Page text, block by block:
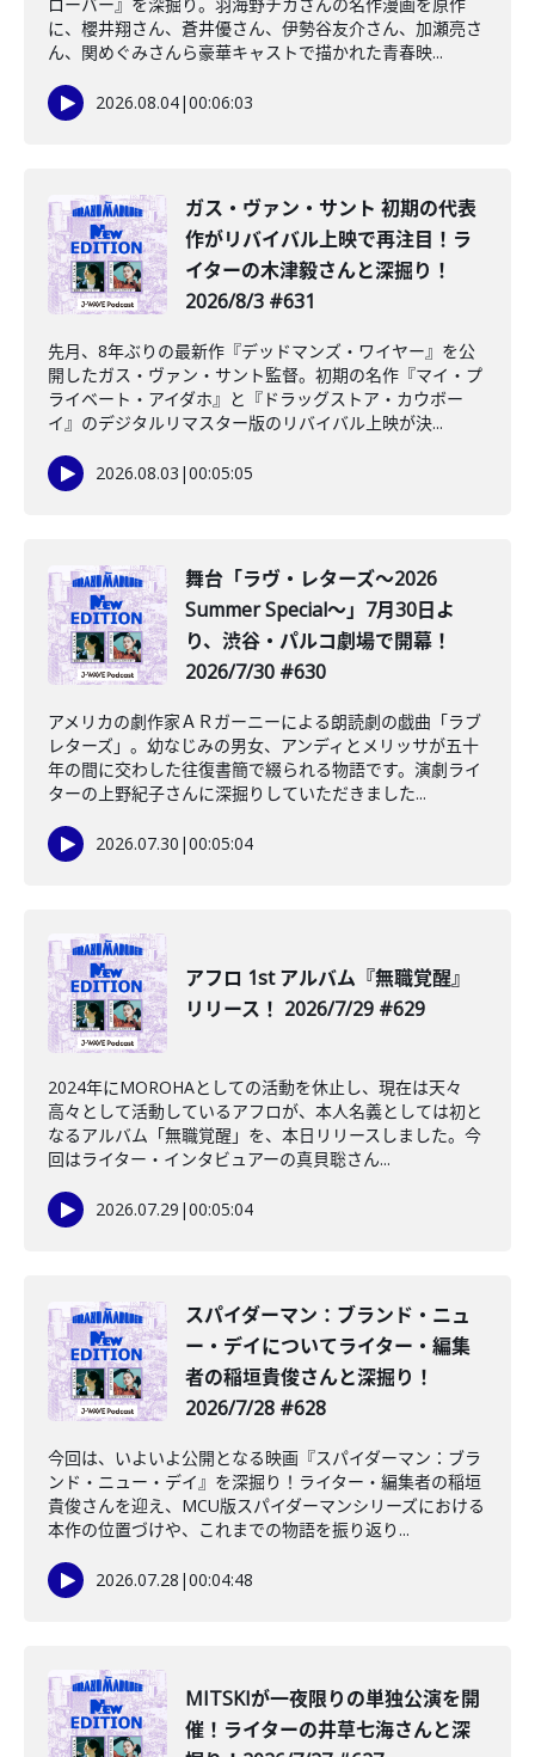
に、櫻井翔さん、蒼井優さん、伊勢谷友介さん、加瀬亮さ
ん、関めぐみさんら豪華キャストで描かれた青春映...
2026.08.04|00:06:03
ガス・ヴァン・サント 初期の代表
作がリバイバル上映で再注目！ラ
イターの木津毅さんと深掘り！
2026/8/3 #631
先月、8年ぶりの最新作『デッドマンズ・ワイヤー』を公
開したガス・ヴァン・サント監督。初期の名作『マイ・プ
ライベート・アイダホ』と『ドラッグストア・カウボー
イ』のデジタルリマスター版のリバイバル上映が決...
2026.08.03 |00:05:05
舞台「ラヴ・レターズ～2026
Summer Special～」7月30日よ
り、渋谷・パルコ劇場で開幕！
2026/7/30 #630
アメリカの劇作家ＡＲガーニーによる朗読劇の戯曲「ラブ
レターズ」。幼なじみの男女、アンディとメリッサが五十
年の間に交わした往復書簡で綴られる物語です。演劇ライ
ターの上野紀子さんに深掘りしていただきました...
2026.07.30 |00:05:04
アフロ 1st アルバム『無職覚醒』
リリース！ 2026/7/29 #629
2024年にMOROHAとしての活動を休止し、現在は天々
高々として活動しているアフロが、本人名義としては初と
なるアルバム「無職覚醒」を、本日リリースしました。今
回はライター・インタビュアーの真貝聡さん...
2026.07.29 |00:05:04
️スパイダーマン：ブランド・ニュ
ー・デイについてライター・編集
者の稲垣貴俊さんと深掘り！
2026/7/28 #628
今回は、いよいよ公開となる映画『スパイダーマン：ブラ
ンド・ニュー・デイ』を深掘り！ライター・編集者の稲垣
貴俊さんを迎え、MCU版スパイダーマンシリーズにおける
本作の位置づけや、これまでの物語を振り返り...
2026.07.28 |00:04:48
MITSKIが一夜限りの単独公演を開
催！ライターの井草七海さんと深